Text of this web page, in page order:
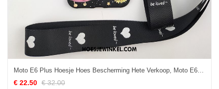
Moto E6 Plus Hoesje Hoes Bescherming Hete Verkoop, Moto E6 Plus Hoesje Zacht Ondersteuning
€ 22.50 € 32.00